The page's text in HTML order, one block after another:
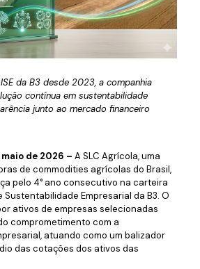
da B3 desde 2023, a companhia
contínua em sustentabilidade
junto ao mercado financeiro
de 2026 – A SLC Agrícola, uma
de commodities agrícolas do Brasil,
pelo 4° ano consecutivo na carteira
Sustentabilidade Empresarial da B3. O
ativos de empresas selecionadas
comprometimento com a
atuando como um balizador
das cotações dos ativos das